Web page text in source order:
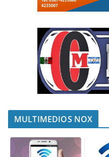
MULTIMEDIOS NOX